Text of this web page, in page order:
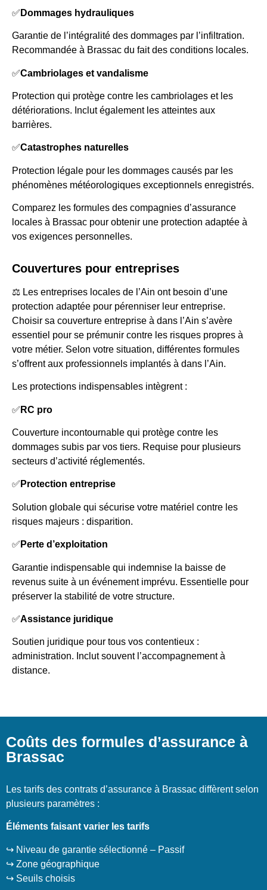
✅ Dommages hydrauliques
Garantie de l’intégralité des dommages par l’infiltration.
Recommandée à Brassac du fait des conditions locales.
✅Cambriolages et vandalisme
Protection qui protège contre les cambriolages et les
détériorations. Inclut également les atteintes aux
barrières.
✅Catastrophes naturelles
Protection légale pour les dommages causés par les
phénomènes météorologiques exceptionnels enregistrés.
Comparez les formules des compagnies d’assurance
locales à Brassac pour obtenir une protection adaptée à
vos exigences personnelles.
Couvertures pour entreprises
⚖️ Les entreprises locales de l’Ain ont besoin d’une
protection adaptée pour pérenniser leur entreprise.
Choisir sa couverture entreprise à dans l’Ain s’avère
essentiel pour se prémunir contre les risques propres à
votre métier. Selon votre situation, différentes formules
s’offrent aux professionnels implantés à dans l’Ain.
Les protections indispensables intègrent :
✅ RC pro
Couverture incontournable qui protège contre les
dommages subis par vos tiers. Requise pour plusieurs
secteurs d’activité réglementés.
✅ Protection entreprise
Solution globale qui sécurise votre matériel contre les
risques majeurs : disparition.
✅ Perte d’exploitation
Garantie indispensable qui indemnise la baisse de
revenus suite à un événement imprévu. Essentielle pour
préserver la stabilité de votre structure.
✅Assistance juridique
Soutien juridique pour tous vos contentieux :
administration. Inclut souvent l’accompagnement à
distance.
Coûts des formules d’assurance à
Brassac
Les tarifs des contrats d’assurance à Brassac diffèrent selon
plusieurs paramètres :
Éléments faisant varier les tarifs
↪️ Niveau de garantie sélectionné – Passif
↪️ Zone géographique
↪️ Seuils choisis